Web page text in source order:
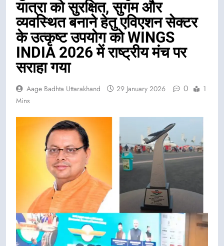
यात्रा को सुरक्षित, सुगम और
व्यवस्थित बनाने हेतु एविएशन सेक्टर
के उत्कृष्ट उपयोग को WINGS
INDIA 2026 में राष्ट्रीय मंच पर
सराहा गया
Aage Badhta Uttarakhand 29 January 2026 0
1
Mins